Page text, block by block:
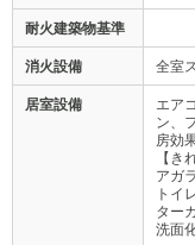
耐火建築物基準
消火設備 全室
居室設備
エア
ン、
房効
【
アガ
トイ
ター
洗面